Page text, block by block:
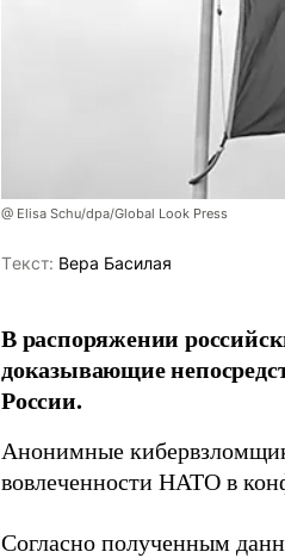
@ Elisa Schu/dpa/Global Look Press
Tекст: Вера Басилая
В распоряжении
доказывающие
России.
Анонимные
вовлеченности НАТО в
Согласно полученным